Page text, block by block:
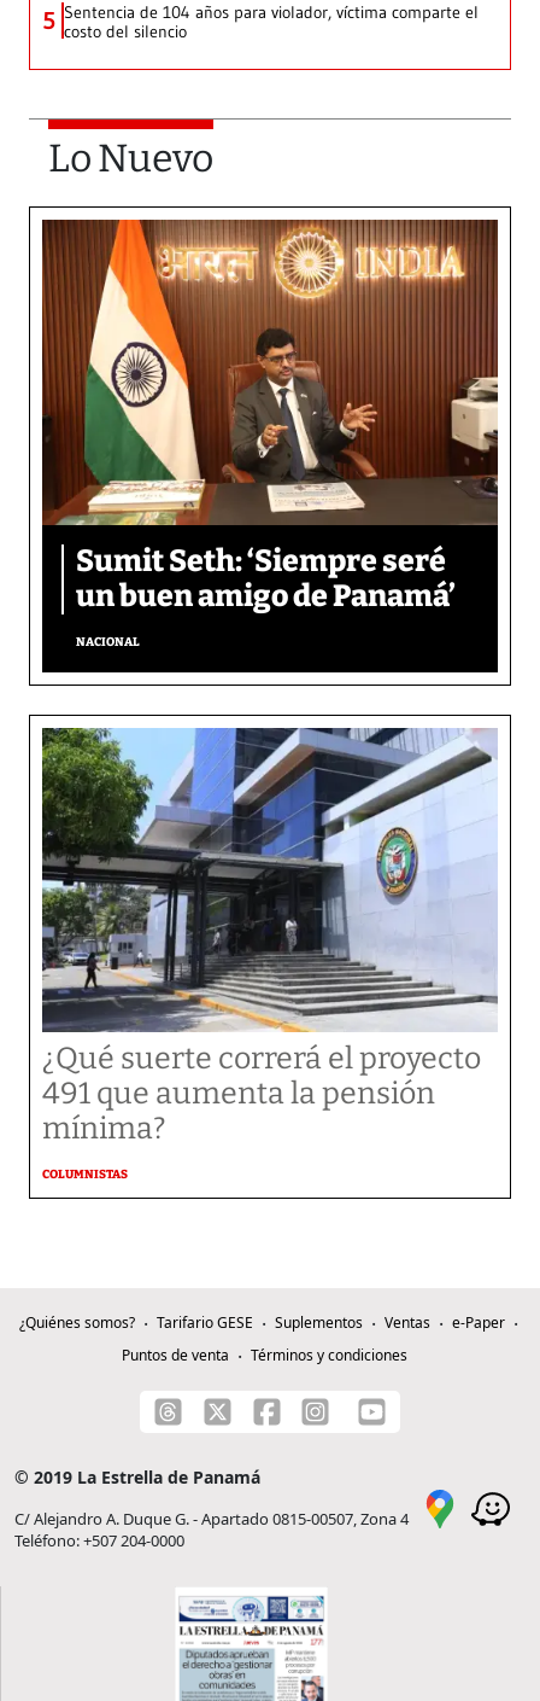
5 Sentencia de 104 años para violador, víctima comparte el
costo del silencio
Lo Nuevo
Sumit Seth: ‘Siempre seré
un buen amigo de Panamá’
NACIONAL
¿Qué suerte correrá el proyecto
491 que aumenta la pensión
mínima?
COLUMNISTAS
¿Quiénes somos? Tarifario GESE Suplementos Ventas
e-Paper
Puntos de venta
Términos y condiciones
© 2019 La Estrella de Panamá
C/ Alejandro A. Duque G. - Apartado 0815-00507, Zona 4
Teléfono: +507 204-0000